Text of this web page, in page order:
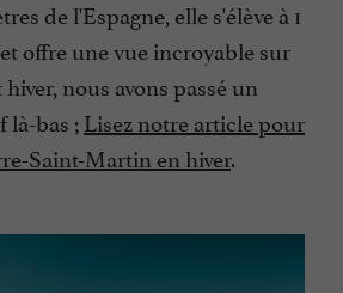
de l'Espagne, elle s'élève à 1
offre une vue incroyable sur
nous avons passé un
là-bas ;Lisez notre article pour
Saint-Martin en hiver.